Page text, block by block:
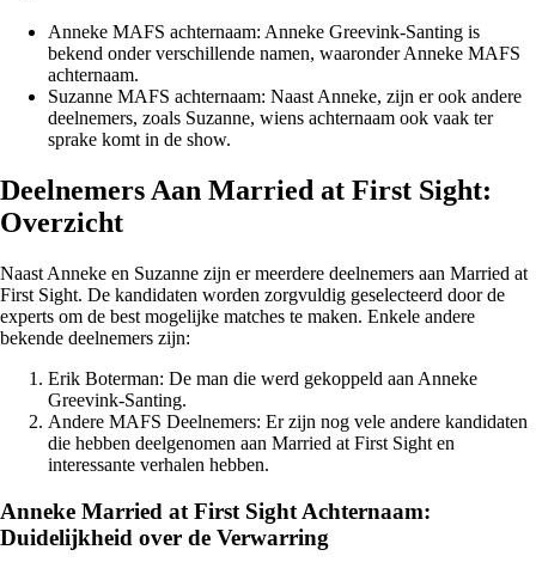
Anneke MAFS achternaam: Anneke Greevink-Santing is
bekend onder verschillende namen, waaronder Anneke MAFS
achternaam.
Suzanne MAFS achternaam: Naast Anneke, zijn er ook andere
deelnemers, zoals Suzanne, wiens achternaam ook vaak ter
sprake komt in de show.
Deelnemers Aan Married at First Sight:
Overzicht
Naast Anneke en Suzanne zijn er meerdere deelnemers aan Married at
First Sight. De kandidaten worden zorgvuldig geselecteerd door de
experts om de best mogelijke matches te maken. Enkele andere
bekende deelnemers zijn:
Erik Boterman: De man die werd gekoppeld aan Anneke
Greevink-Santing.
Andere MAFS Deelnemers: Er zijn nog vele andere kandidaten
die hebben deelgenomen aan Married at First Sight en
interessante verhalen hebben.
Anneke Married at First Sight Achternaam:
Duidelijkheid over de Verwarring